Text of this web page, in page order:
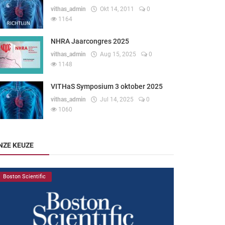
vithas_admin Okt 14, 2011
0
1164
NHRA Jaarcongres 2025
vithas_admin Aug 15, 2025
0
1148
VITHaS Symposium 3 oktober 2025
vithas_admin Jul 14, 2025
0
1060
KEUZE
Boston Scientific